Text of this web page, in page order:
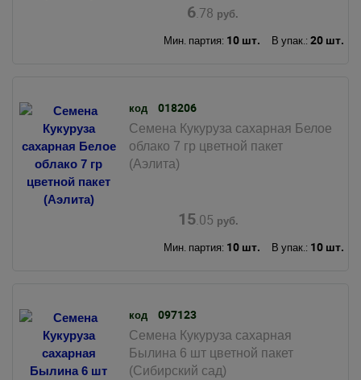
6.78 руб.
Мин. партия: 10 шт. В упак.: 20 шт.
код 018206
Семена Кукуруза сахарная Белое
облако 7 гр цветной пакет
(Аэлита)
15.05 руб.
Мин. партия: 10 шт. В упак.: 10 шт.
код 097123
Семена Кукуруза сахарная
Былина 6 шт цветной пакет
(Сибирский сад)